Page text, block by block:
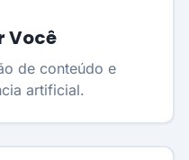
Você
de conteúdo e
artificial.